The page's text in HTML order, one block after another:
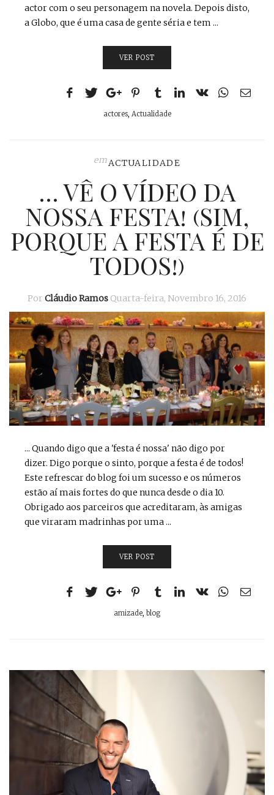
actor com o seu personagem na novela. Depois disto,
a Globo, que é uma casa de gente séria e tem ...
VER POST
actores, Actualidade
emACTUALIDADE
… VÊ O VÍDEO DA
NOSSA FESTA! (SIM,
PORQUE A FESTA É DE
TODOS!)
Por Cláudio Ramos Quarta-feira, Novembro 16, 2016
... Quando digo que a 'festa é nossa' não digo por
dizer. Digo porque o sinto, porque a festa é de todos!
Este refrescar do blog foi um sucesso e os números
estão aí mais fortes do que nunca desde o dia 10.
Obrigado aos parceiros que acreditaram, às amigas
que viraram madrinhas por uma ...
VER POST
amizade, blog